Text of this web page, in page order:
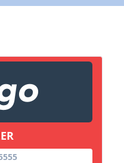
dans courriel)
Envoyez